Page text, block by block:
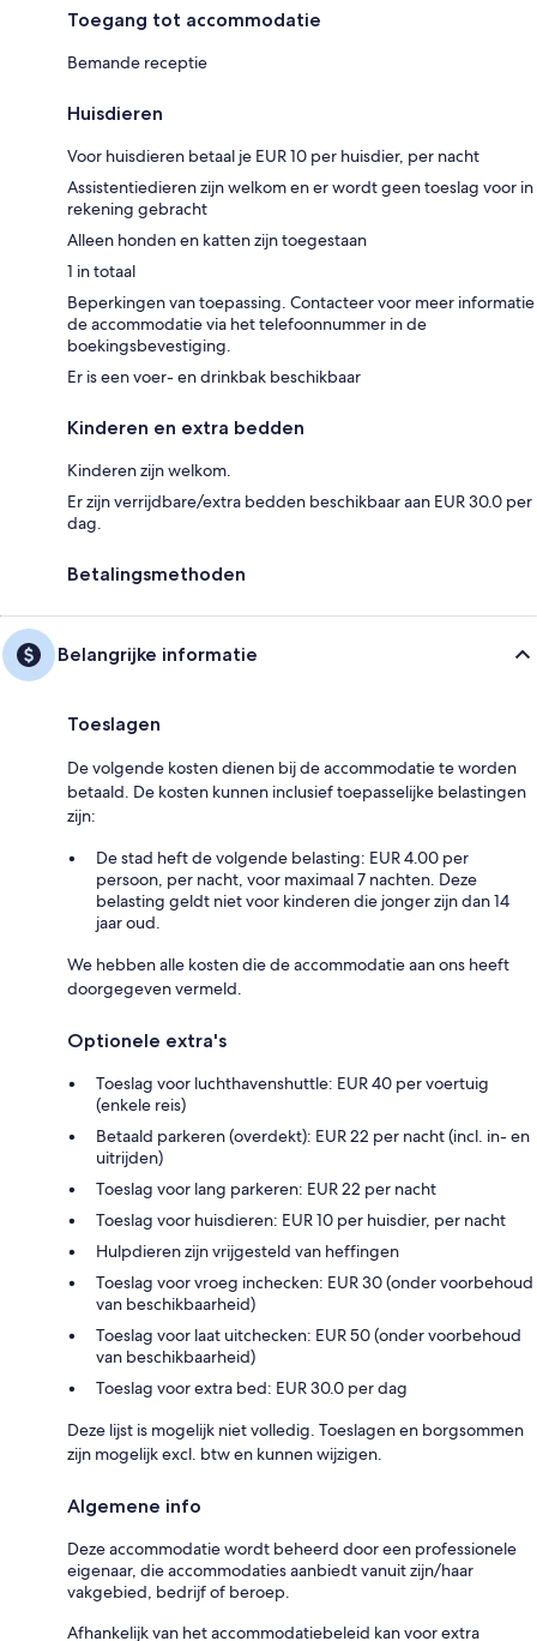
Toegang tot accommodatie
Bemande receptie
Huisdieren
Voor huisdieren betaal je EUR 10 per huisdier, per nacht
Assistentiedieren zijn welkom en er wordt geen toeslag voor in
rekening gebracht
Alleen honden en katten zijn toegestaan
1 in totaal
Beperkingen van toepassing. Contacteer voor meer informatie
de accommodatie via het telefoonnummer in de
boekingsbevestiging.
Er is een voer- en drinkbak beschikbaar
Kinderen en extra bedden
Kinderen zijn welkom.
Er zijn verrijdbare/extra bedden beschikbaar aan EUR 30.0 per
dag.
Betalingsmethoden
Belangrijke informatie
Toeslagen
De volgende kosten dienen bij de accommodatie te worden
betaald. De kosten kunnen inclusief toepasselijke belastingen
zijn:
De stad heft de volgende belasting: EUR 4.00 per
persoon, per nacht, voor maximaal 7 nachten. Deze
belasting geldt niet voor kinderen die jonger zijn dan 14
jaar oud.
We hebben alle kosten die de accommodatie aan ons heeft
doorgegeven vermeld.
Optionele extra's
Toeslag voor luchthavenshuttle: EUR 40 per voertuig
(enkele reis)
Betaald parkeren (overdekt): EUR 22 per nacht (incl. in- en
uitrijden)
Toeslag voor lang parkeren: EUR 22 per nacht
Toeslag voor huisdieren: EUR 10 per huisdier, per nacht
Hulpdieren zijn vrijgesteld van heffingen
Toeslag voor vroeg inchecken: EUR 30 (onder voorbehoud
van beschikbaarheid)
Toeslag voor laat uitchecken: EUR 50 (onder voorbehoud
van beschikbaarheid)
Toeslag voor extra bed: EUR 30.0 per dag
Deze lijst is mogelijk niet volledig. Toeslagen en borgsommen
zijn mogelijk excl. btw en kunnen wijzigen.
Algemene info
Deze accommodatie wordt beheerd door een professionele
eigenaar, die accommodaties aanbiedt vanuit zijn/haar
vakgebied, bedrijf of beroep.
Afhankelijk van het accommodatiebeleid kan voor extra